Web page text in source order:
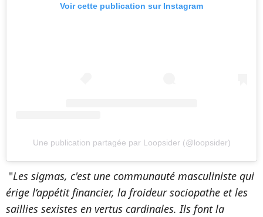
Voir cette publication sur Instagram
Une publication partagée par Loopsider (@loopsider)
"Les sigmas, c'est une communauté masculiniste qui
érige l’appétit financier, la froideur sociopathe et les
saillies sexistes en vertus cardinales. Ils font la